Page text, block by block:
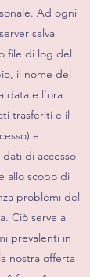
Ad ogni
salva
file di log del
il nome del
data e l'ora
trasferiti e il
e
di accesso
allo scopo di
problemi del
Ciò serve a
prevalenti in
nostra offerta